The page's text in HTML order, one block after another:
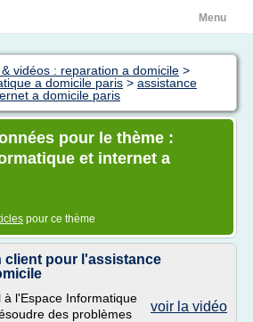
Menu
vidéos : reparation a domicile >
a domicile paris > assistance
a domicile paris
pour le thème :
et internet a
pour ce thème
client pour l'assistance
voir la vidéo
à l'Espace Informatique
des problèmes